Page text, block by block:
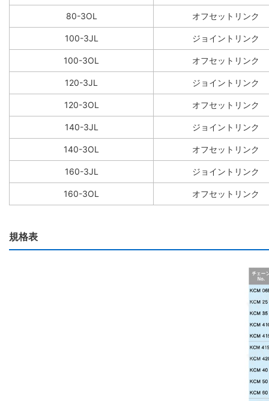
80-3OL オフセットリンク
100-3JL ジョイントリンク
100-3OL オフセットリンク
120-3JL ジョイントリンク
120-3OL オフセットリンク
140-3JL ジョイントリンク
140-3OL オフセットリンク
160-3JL ジョイントリンク
160-3OL オフセットリンク
規格表